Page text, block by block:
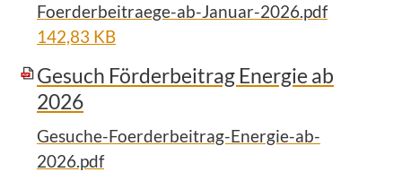
Foerderbeitraege-ab-Januar-2026.pdf
142,83 KB
Gesuch Förderbeitrag Energie ab
2026
Gesuche-Foerderbeitrag-Energie-ab-
2026.pdf